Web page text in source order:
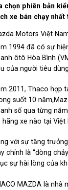
chọn phiên bản
xe bán chạy nhất
Motors Việt
1994 đã có sự
ôtô Hòa Bình
của người tiêu
2011, Thaco hợp
suốt 10
số qua từng
hãng xe nào tại
với sự tăng
chính là “dòng
sự hài lòng của
MAZDA là nhà